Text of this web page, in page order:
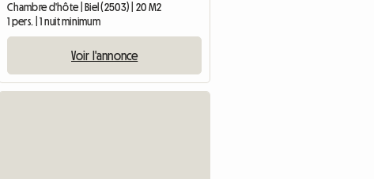
Chambre d'hôte | Biel (2503) | 20 M2
1 pers. | 1 nuit minimum
Voir l'annonce